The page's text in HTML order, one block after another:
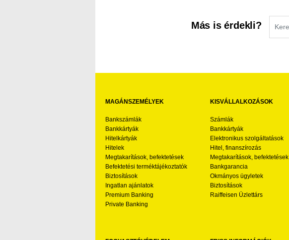
Más is érdekli?
MAGÁNSZEMÉLYEK
Bankszámlák
Bankkártyák
Hitelkártyák
Hitelek
Megtakarítások, befektetések
Befektetési terméktájékoztatók
Biztosítások
Ingatlan ajánlatok
Premium Banking
Private Banking
KISVÁLLALKOZÁSOK
Számlák
Bankkártyák
Elektronikus szolgáltatások
Hitel, finanszírozás
Megtakarítások, befektetések
Bankgarancia
Okmányos ügyletek
Biztosítások
Raiffeisen Üzlettárs